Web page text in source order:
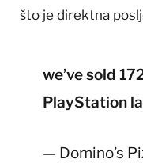
što je direktna
we’ve sold
PlayStation
— Domino’s